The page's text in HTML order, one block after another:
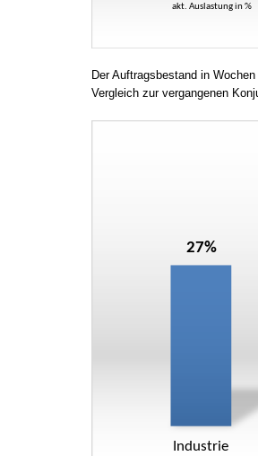
Der Auftragsbestand in
Vergleich zur vergangenen